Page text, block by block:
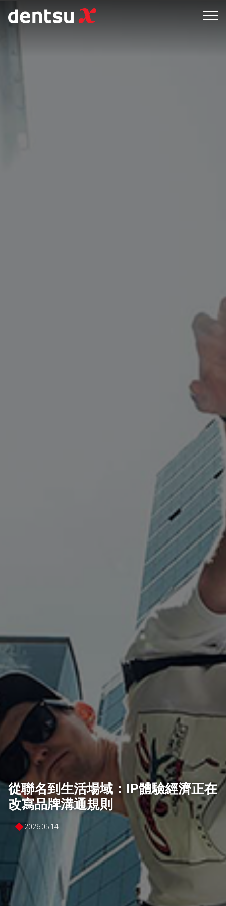
關於我們
焦點訊息
全方位服務
貝立德觀點
媒體關鍵趨勢
顧客體驗趨勢
案例分享
聯絡我們
從聯名到生活場域：IP體驗經濟正在
改寫品牌溝通規則
2026‧05‧14